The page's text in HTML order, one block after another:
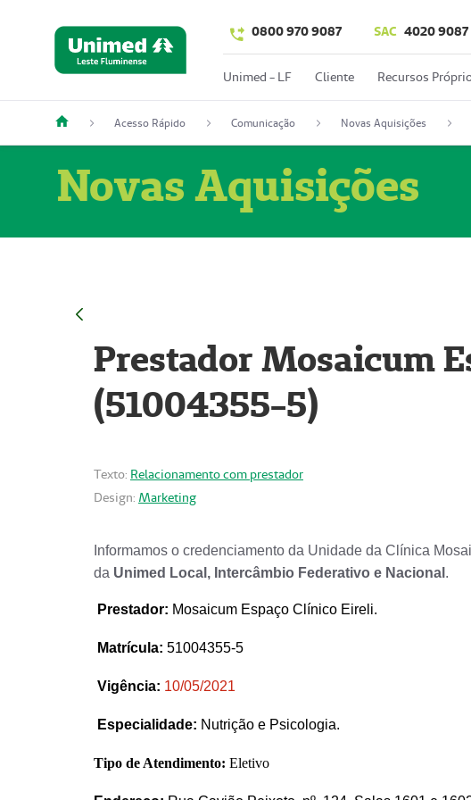
0800 970 9087 SAC 4020 9087
Unimed - LF Cliente Recursos
Acesso Rápido Comunicação Novas Aquisições
Novas Aquisições
Prestador Mosaicum
(51004355-5)
Texto: Relacionamento com prestador
Design: Marketing
Informamos o credenciamento da Unidade da Clínica
da Unimed Local, Intercâmbio Federativo e Nacional .
Prestador: Mosaicum Espaço Clínico Eireli.
Matrícula: 51004355-5
Vigência: 10/05/2021
Especialidade: Nutrição e Psicologia.
Tipo de Atendimento: Eletivo